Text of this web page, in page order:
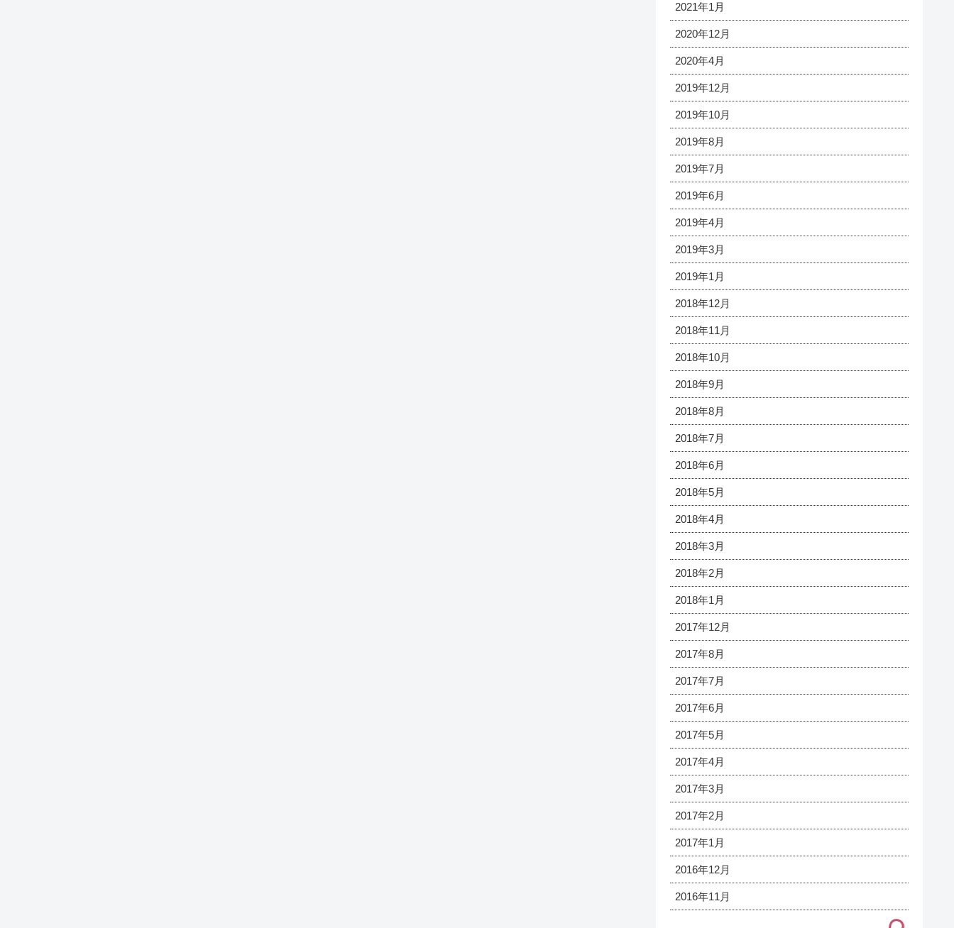
2021年1月
2020年12月
2020年4月
2019年12月
2019年10月
2019年8月
2019年7月
2019年6月
2019年4月
2019年3月
2019年1月
2018年12月
2018年11月
2018年10月
2018年9月
2018年8月
2018年7月
2018年6月
2018年5月
2018年4月
2018年3月
2018年2月
2018年1月
2017年12月
2017年8月
2017年7月
2017年6月
2017年5月
2017年4月
2017年3月
2017年2月
2017年1月
2016年12月
2016年11月